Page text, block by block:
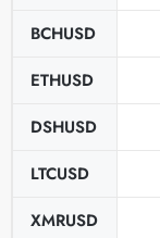
BCHUSD
ETHUSD
DSHUSD
LTCUSD
XMRUSD